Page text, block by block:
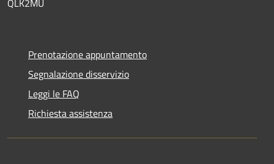
QLK2MU
Prenotazione appuntamento
Segnalazione disservizio
Leggi le FAQ
Richiesta assistenza